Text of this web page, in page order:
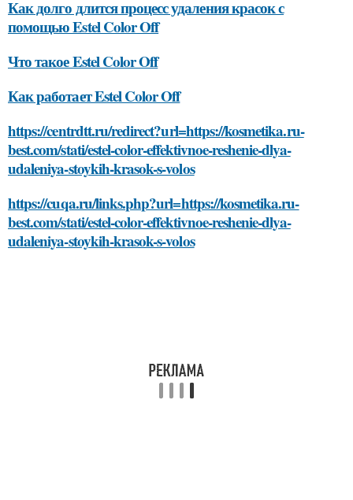
Как долго длится процесс удаления красок с
помощью Estel Color Off
Что такое Estel Color Off
Как работает Estel Color Off
https://centrdtt.ru/redirect?url=https://kosmetika.ru-
best.com/stati/estel-color-effektivnoe-reshenie-dlya-
udaleniya-stoykih-krasok-s-volos
https://cuqa.ru/links.php?url=https://kosmetika.ru-
best.com/stati/estel-color-effektivnoe-reshenie-dlya-
udaleniya-stoykih-krasok-s-volos